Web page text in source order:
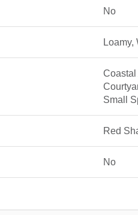
No
Loamy,
Coastal
Small
Red
No